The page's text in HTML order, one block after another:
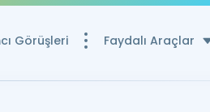
Görüşleri Faydalı Araçlar